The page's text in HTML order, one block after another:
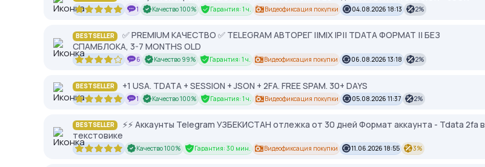
1 Качество 100% Гарантия: 1 ч. Видеофиксация покупки 04.08.2026 18:13 2%
BESTSELLER
✅ PREMIUM КАЧЕСТВО ✅ TELEGRAM АВТОРЕГ ||MIX IP|| TDATA ФОРМАТ || БЕЗ
СПАМБЛОКА, 3-7 MONTHS OLD
6 Качество 99% Гарантия: 1 ч. Видеофиксация покупки 06.08.2026 13:18 2%
BESTSELLER +1 USA. TDATA + SESSION + JSON + 2FA. FREE SPAM. 30+ DAYS
1 Качество 100% Гарантия: 1 ч. Видеофиксация покупки 05.08.2026 11:37 2%
BESTSELLER
⚡⚡ Аккаунты Telegram УЗБЕКИСТАН отлежка от 30 дней Формат аккаунта - Tdata 2fa в
текстовике
Качество 100% Гарантия: 30 мин. Видеофиксация покупки 11.06.2026 18:55 3%